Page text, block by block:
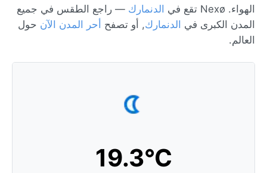
الهواء. Nexø تقع في
الدنمارك — راجع الطقس في جميع
المدن الكبرى في الدنمارك, أو تصفح أحر المدن الآن حول
العالم.
19.3°C